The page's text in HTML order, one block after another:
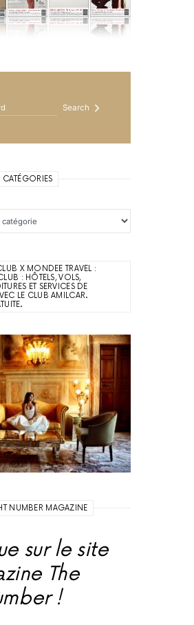
Search
CATÉGORIES
X MONDEE TRAVEL :
: HÔTELS, VOLS,
ET SERVICES DE
LE CLUB AMILCAR.
NUMBER MAGAZINE
sur le site
The
!